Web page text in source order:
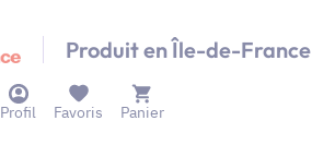
Produit en Île-de-France
Profil Panier
Favoris